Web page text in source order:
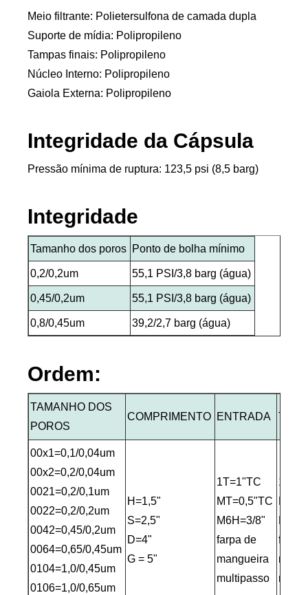
Meio filtrante: Polietersulfona de camada dupla
Suporte de mídia: Polipropileno
Tampas finais: Polipropileno
Núcleo Interno: Polipropileno
Gaiola Externa: Polipropileno
Integridade da Cápsula
Pressão mínima de ruptura: 123,5 psi (8,5 barg)
Integridade
Tamanho dos poros Ponto de bolha mínimo
0,2/0,2um 55,1 PSI/3,8 barg (água)
0,45/0,2um 55,1 PSI/3,8 barg (água)
0,8/0,45um 39,2/2,7 barg (água)
Ordem:
TAMANHO DOS
POROS
COMPRIMENTO ENTRADA
00x1=0,1/0,04um
00x2=0,2/0,04um
0021=0,2/0,1um
0022=0,2/0,2um
0042=0,45/0,2um
0064=0,65/0,45um
0104=1,0/0,45um
0106=1,0/0,65um
H=1,5"
S=2,5"
D=4"
G = 5"
1T=1"TC
MT=0,5"TC
M6H=3/8"
farpa de
mangueira
multipasso
farpa